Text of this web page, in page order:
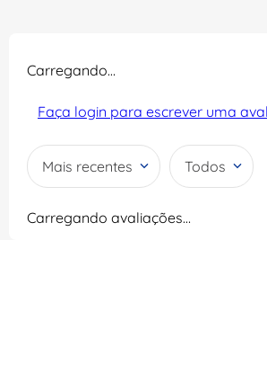
Carregando…
Faça login para escrever uma
Mais recentes Todos
Carregando avaliações…